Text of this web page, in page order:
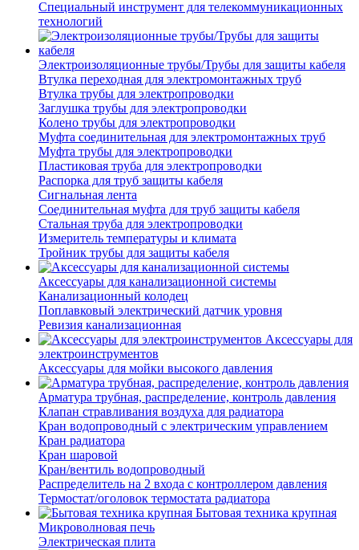
Специальный инструмент для телекоммуникационных
технологий
Электроизоляционные трубы/Трубы для защиты кабеля
Втулка переходная для электромонтажных труб
Втулка трубы для электропроводки
Заглушка трубы для электропроводки
Колено трубы для электропроводки
Муфта соединительная для электромонтажных труб
Муфта трубы для электропроводки
Пластиковая труба для электропроводки
Распорка для труб защиты кабеля
Сигнальная лента
Соединительная муфта для труб защиты кабеля
Стальная труба для электропроводки
Измеритель температуры и климата
Тройник трубы для защиты кабеля
Аксессуары для канализационной системы
Канализационный колодец
Поплавковый электрический датчик уровня
Ревизия канализационная
Аксессуары для
электроинструментов
Аксессуары для мойки высокого давления
Арматура трубная, распределение, контроль давления
Клапан стравливания воздуха для радиатора
Кран водопроводный с электрическим управлением
Кран радиатора
Кран шаровой
Кран/вентиль водопроводный
Распределитель на 2 входа с контроллером давления
Термостат/оголовок термостата радиатора
Бытовая техника крупная
Микроволновая печь
Электрическая плита